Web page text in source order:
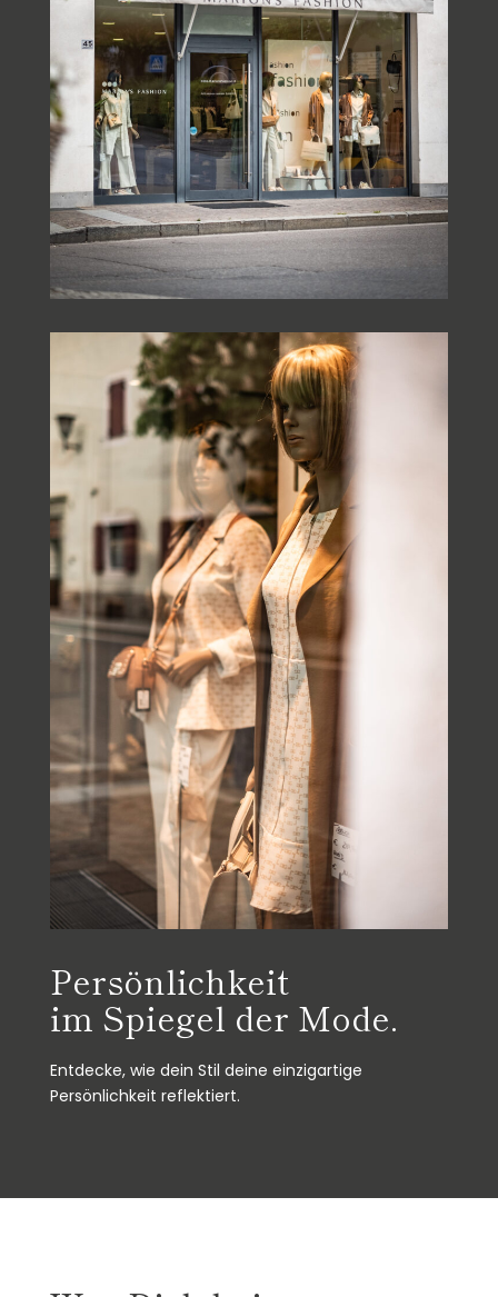
Persönlichkeit
im Spiegel der Mode.
Entdecke, wie dein Stil deine einzigartige
Persönlichkeit reflektiert.